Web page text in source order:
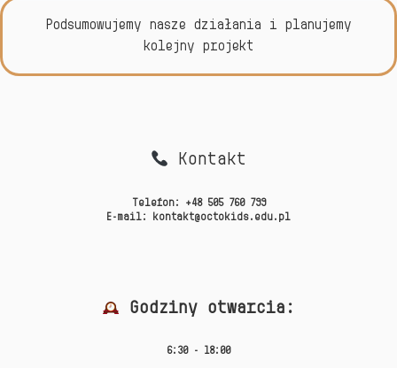
Podsumowujemy nasze działania i planujemy
kolejny projekt
Kontakt
Telefon:
+48 505 760 799
E-mail:
kontakt@octokids.edu.pl
Godziny otwarcia:
6:30 - 18:00